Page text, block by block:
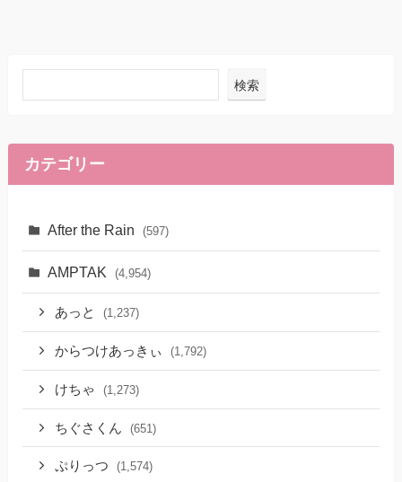
検索
カテゴリー
After the Rain (597)
AMPTAK (4,954)
あっと (1,237)
からつけあっきぃ (1,792)
けちゃ (1,273)
ちぐさくん (651)
ぷりっつ (1,574)